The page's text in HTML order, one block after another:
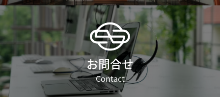
お問合せ
Contact